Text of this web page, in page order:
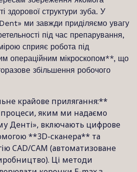
здорової структури зуба. У
Dent» ми завжди приділяємо увагу
під час препарування,
сприяє робота під
операційним мікроскопом**, що
збільшення робочого
крайове прилягання:**
процеси, яким ми надаємо
Денті», включають цифрове
**3D-сканера** та
CAD/CAM (автоматизоване
Ці методи